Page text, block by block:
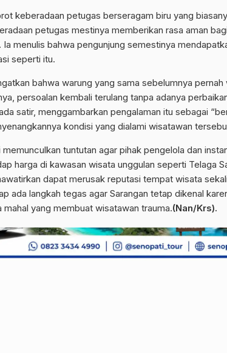
keberadaan petugas berseragam biru yang
petugas mestinya memberikan rasa aman
Ia menulis bahwa pengunjung semestinya
seperti itu.
bahwa warung yang sama sebelumnya pernah
persoalan kembali terulang tanpa adanya
satir, menggambarkan pengalaman itu sebagai
kondisi yang dialami wisatawan
memunculkan tuntutan agar pihak pengelola dan
harga di kawasan wisata unggulan seperti Telaga
dapat merusak reputasi tempat wisata
ada langkah tegas agar Sarangan tetap dikenal
mahal yang membuat wisatawan trauma.(Nan/Krs).